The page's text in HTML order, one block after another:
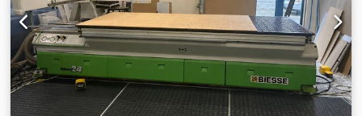
bomba de vacío Esterillas de seguridad delanteras La
máquina se vende y se entrega en su estado actual y legal
(“tal cual y donde esté”), basándose en la documentación
fotográfica y en los documentos técnicos/comerciales de
carácter descriptivo. El comprador tiene derecho a
inspeccionar la mercancía antes de su recogida y asume la